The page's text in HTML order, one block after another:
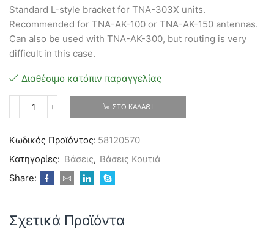
Standard L-style bracket for TNA-303X units.
Recommended for TNA-AK-100 or TNA-AK-150 antennas.
Can also be used with TNA-AK-300, but routing is very
difficult in this case.
Διαθέσιμο κατόπιν παραγγελίας
Tachyon
L
Standard
L-
style
Clamp
ΣΤΟ ΚΑΛΆΘΙ
Κωδικός Προϊόντος: 58120570
Κατηγορίες: Βάσεις, Βάσεις Κουτιά
Share:
Σχετικά Προϊόντα